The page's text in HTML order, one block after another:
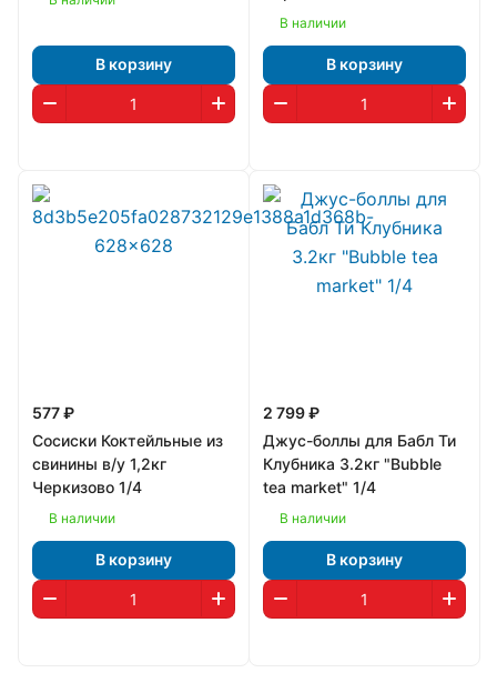
В корзину
В наличии
В корзину
577 ₽
Сосиски Коктейльные из
свинины в/у 1,2кг
Черкизово 1/4
В наличии
В корзину
2 799 ₽
Джус-боллы для Бабл Ти
Клубника 3.2кг "Bubble
tea market" 1/4
В наличии
В корзину